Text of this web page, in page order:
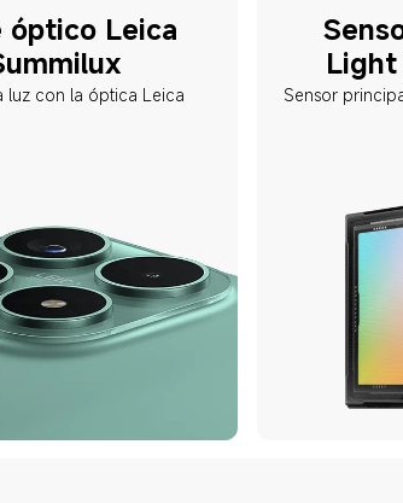
óptico Leica
luz con la óptica Leica
Light
Sensor